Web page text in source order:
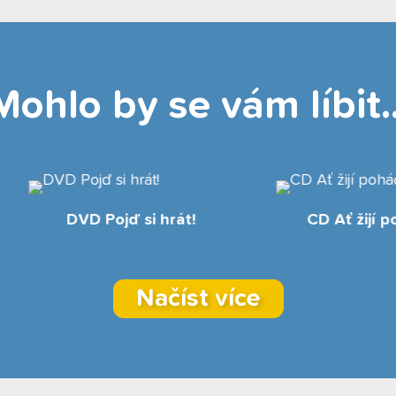
by se vám
Štístko a Poupěnka DVD Zpívej s námi
Načíst více